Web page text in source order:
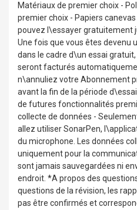
Matériaux de premier choix -
premier choix - Papiers
pouvez l\essayer gratuitement
Une fois que vous êtes devenu
dans le cadre d\un essai
seront facturés
n\annuliez votre Abonnement
avant la fin de la période
de futures fonctionnalités
collecte de données -
allez utiliser SonarPen,
du microphone. Les données
uniquement pour la
sont jamais sauvegardées ni
endroit. *A propos des
questions de la révision, les
pas être confirmés et